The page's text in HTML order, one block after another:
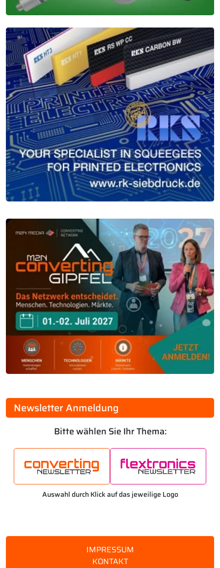
Newsletter Anmeldung
Bitte wählen Sie Ihr Thema:
Auswahl durch Klick auf das jeweilige Logo
IMPRESSUM
KONTAKT